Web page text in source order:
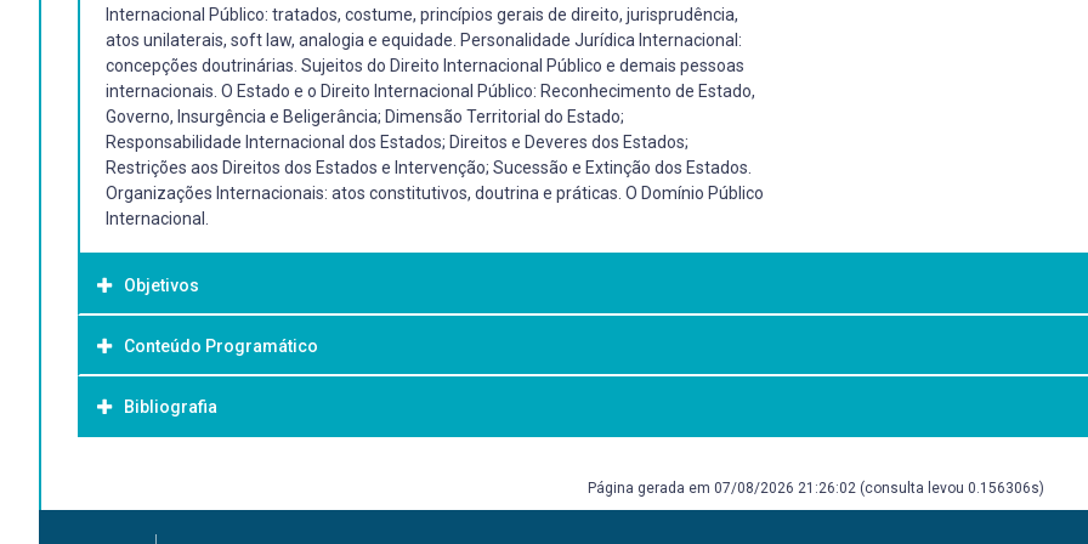
Internacional Público: tratados, costume, princípios gerais de direito, jurisprudência,
atos unilaterais, soft law, analogia e equidade. Personalidade Jurídica Internacional:
concepções doutrinárias. Sujeitos do Direito Internacional Público e demais pessoas
internacionais. O Estado e o Direito Internacional Público: Reconhecimento de Estado,
Governo, Insurgência e Beligerância; Dimensão Territorial do Estado;
Responsabilidade Internacional dos Estados; Direitos e Deveres dos Estados;
Restrições aos Direitos dos Estados e Intervenção; Sucessão e Extinção dos Estados.
Organizações Internacionais: atos constitutivos, doutrina e práticas. O Domínio Público
Internacional.
Objetivos
Objetivo Geral:
Levar o aluno a ser capaz de operar descritiva e conceitualmente, as categorias
jurídicas, epistemológicas e filosóficas fundamentais para o estudo e a aplicação
meio de análises críticas da aplicação do Direito Internacional Público no mundo
Conteúdo Programático
Bibliografia
ALBUQUERQUE MELLO, Celso. Curso de Direito Internacional Público. 15ª. Rio de Janeiro: Ed. Livraria e Editora Renovar, 2004,
Página gerada em 07/08/2026 21:26:02 (consulta levou 0.156306s)